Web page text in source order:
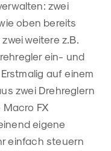
zwei
oben bereits
weitere z.B.
ein- und
auf einem
zwei Drehreglern
FX
eigene
einfach steuern